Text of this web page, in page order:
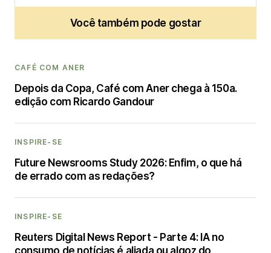
Você também pode gostar
CAFÉ COM ANER
Depois da Copa, Café com Aner chega à 150a.
edição com Ricardo Gandour
INSPIRE-SE
Future Newsrooms Study 2026: Enfim, o que há
de errado com as redações?
INSPIRE-SE
Reuters Digital News Report - Parte 4: IA no
consumo de notícias é aliada ou algoz do